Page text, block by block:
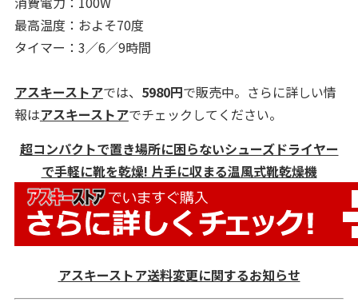
最高温度：およそ70度
タイマー：3／6／9時間
アスキーストアでは、 5980円で販売中。さらに詳しい情
報はアスキーストアでチェックしてください。
超コンパクトで置き場所に困らないシューズドライヤー
で手軽に靴を乾燥! 片手に収まる温風式靴乾燥機
アスキーストア送料変更に関するお知らせ